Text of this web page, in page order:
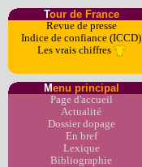
Tour de France
Revue de presse
Indice de confiance (ICCD)
Les vrais chiffres
Menu principal
Page d'accueil
Actualité
Dossier dopage
En bref
Lexique
Bibliographie